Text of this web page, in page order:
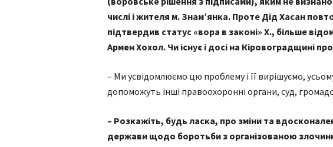
числі і жителя м. Знам’янка. Проте Дід Хасан
підтвердив статус «вора в законі» Х., більше
Армен Хохол. Чи існує і досі на Кіровоградщині
– Ми усвідомлюємо цю проблему і її вирішуємо,
допоможуть інші правоохоронні органи, суд,
– Розкажіть, будь ласка, про зміни та
держави щодо боротьби з організованою